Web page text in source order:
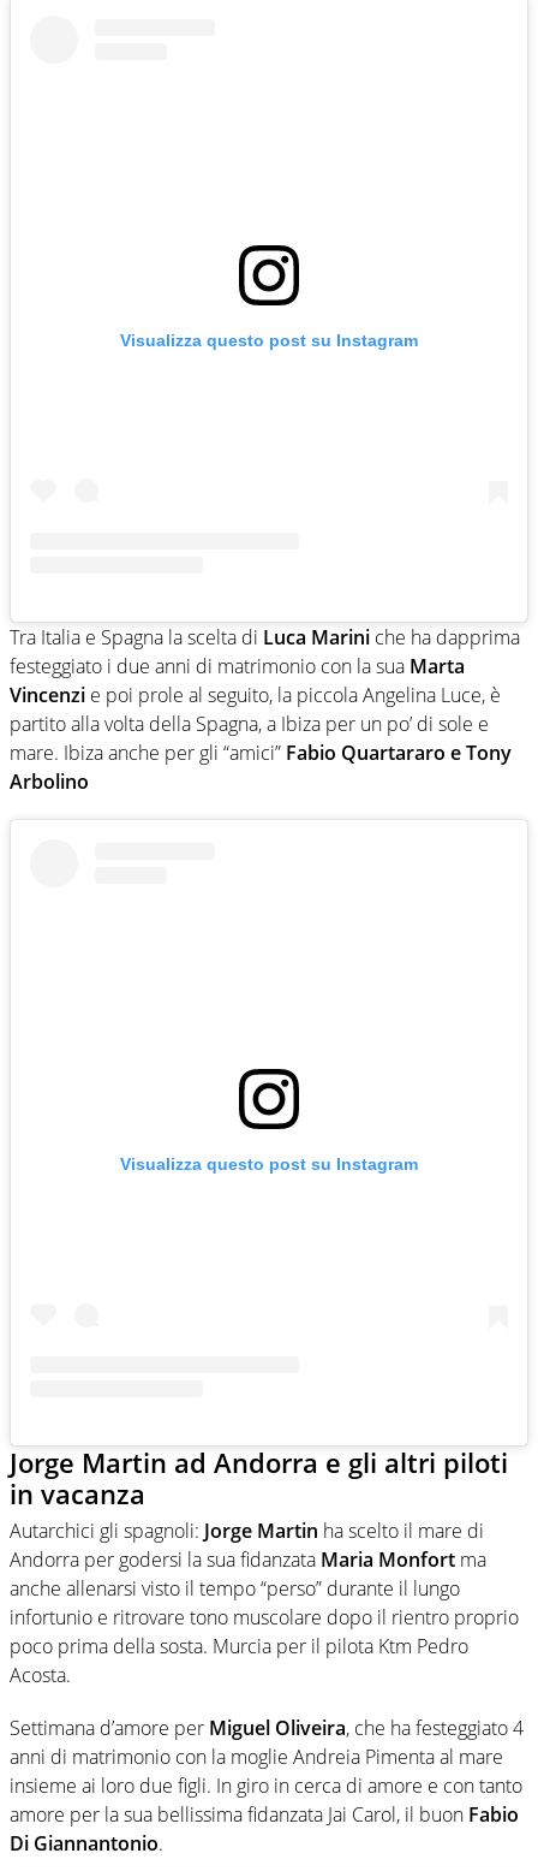
Visualizza questo post su Instagram
Tra Italia e Spagna la scelta di Luca Marini che ha dapprima
festeggiato i due anni di matrimonio con la sua Marta
Vincenzi e poi prole al seguito, la piccola Angelina Luce, è
partito alla volta della Spagna, a Ibiza per un po’ di sole e
mare. Ibiza anche per gli “amici” Fabio Quartararo e Tony
Arbolino
Visualizza questo post su Instagram
Jorge Martin ad Andorra e gli altri piloti
in vacanza
Autarchici gli spagnoli: Jorge Martin ha scelto il mare di
Andorra per godersi la sua fidanzata Maria Monfort ma
anche allenarsi visto il tempo “perso” durante il lungo
infortunio e ritrovare tono muscolare dopo il rientro proprio
poco prima della sosta. Murcia per il pilota Ktm Pedro
Acosta.
Settimana d’amore per Miguel Oliveira, che ha festeggiato 4
anni di matrimonio con la moglie Andreia Pimenta al mare
insieme ai loro due figli. In giro in cerca di amore e con tanto
amore per la sua bellissima fidanzata Jai Carol, il buon Fabio
Di Giannantonio.